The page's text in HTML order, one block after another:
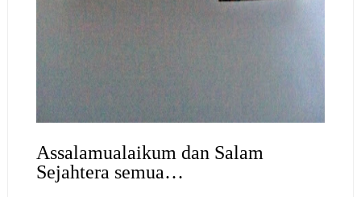
Assalamualaikum dan Salam
Sejahtera semua…